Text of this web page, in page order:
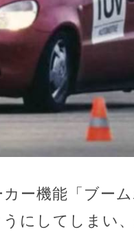
ー機能「ブーム
にしてしまい